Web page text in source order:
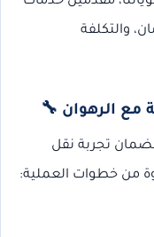
والتكلفة
مع الرهوان 🔧
تجربة نقل
من خطوات العملية: